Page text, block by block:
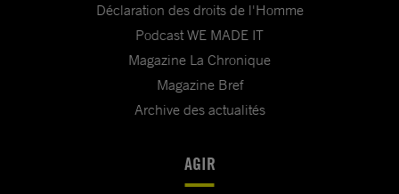
Déclaration des droits de l'Homme
Podcast WE MADE IT
Magazine La Chronique
Magazine Bref
Archive des actualités
AGIR